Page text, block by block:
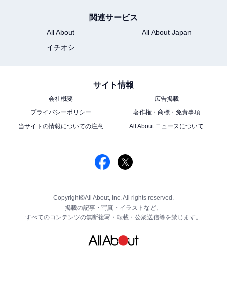
関連サービス
All About
All About Japan
イチオシ
サイト情報
会社概要
広告掲載
プライバシーポリシー
著作権・商標・免責事項
当サイトの情報についての注意
All About ニュースについて
Copyright©All About, Inc. All rights reserved.
掲載の記事・写真・イラストなど、
すべてのコンテンツの無断複写・転載・公衆送信等を禁じます。